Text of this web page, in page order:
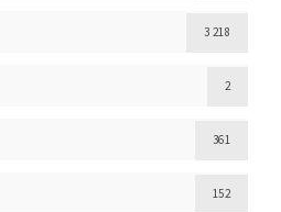
3 218
2
361
152